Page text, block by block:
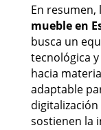
En resumen,
mueble en
busca un
tecnológica
hacia
adaptable
sostienen la